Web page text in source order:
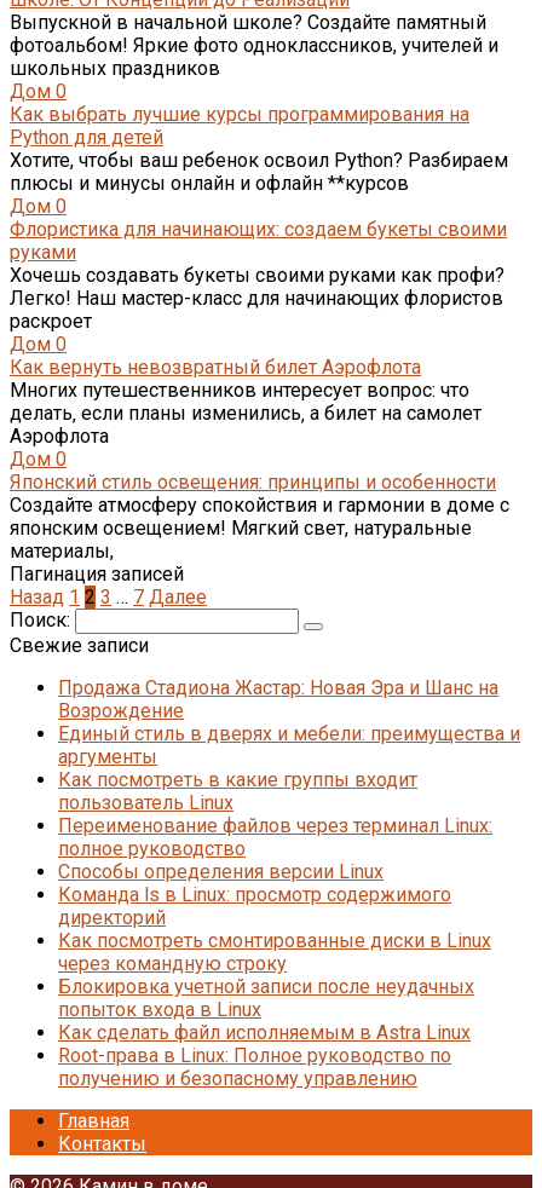
Выпускной в начальной школе? Создайте памятный
фотоальбом! Яркие фото одноклассников, учителей и
школьных праздников
Дом 0
Как выбрать лучшие курсы программирования на
Python для детей
Хотите, чтобы ваш ребенок освоил Python? Разбираем
плюсы и минусы онлайн и офлайн **курсов
Дом 0
Флористика для начинающих: создаем букеты своими
руками
Хочешь создавать букеты своими руками как профи?
Легко! Наш мастер-класс для начинающих флористов
раскроет
Дом 0
Как вернуть невозвратный билет Аэрофлота
Многих путешественников интересует вопрос: что
делать‚ если планы изменились‚ а билет на самолет
Аэрофлота
Дом 0
Японский стиль освещения: принципы и особенности
Создайте атмосферу спокойствия и гармонии в доме с
японским освещением! Мягкий свет, натуральные
материалы,
Пагинация записей
Назад 1 2 3 … 7 Далее
Поиск:
Свежие записи
Продажа Стадиона Жастар: Новая Эра и Шанс на
Возрождение
Единый стиль в дверях и мебели: преимущества и
аргументы
Как посмотреть в какие группы входит
пользователь Linux
Переименование файлов через терминал Linux:
полное руководство
Способы определения версии Linux
Команда ls в Linux: просмотр содержимого
директорий
Как посмотреть смонтированные диски в Linux
через командную строку
Блокировка учетной записи после неудачных
попыток входа в Linux
Как сделать файл исполняемым в Astra Linux
Root-права в Linux: Полное руководство по
получению и безопасному управлению
Главная
Контакты